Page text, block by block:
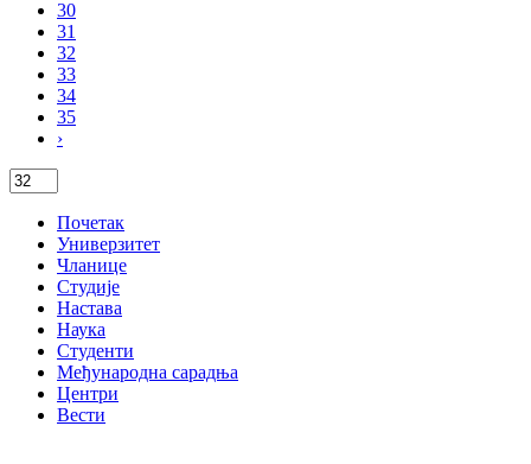
30
31
32
33
34
35
›
Почетак
Универзитет
Чланице
Студије
Настава
Наука
Студенти
Међународна сарадња
Центри
Вести